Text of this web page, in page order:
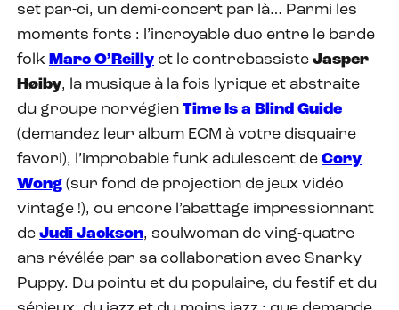
set par-ci, un demi-concert par là… Parmi les
moments forts : l’incroyable duo entre le barde
folk Marc O’Reilly et le contrebassiste Jasper
Høiby, la musique à la fois lyrique et abstraite
du groupe norvégien Time Is a Blind Guide
(demandez leur album ECM à votre disquaire
favori), l’improbable funk adulescent de Cory
Wong (sur fond de projection de jeux vidéo
vintage !), ou encore l’abattage impressionnant
de Judi Jackson, soulwoman de ving-quatre
ans révélée par sa collaboration avec Snarky
Puppy. Du pointu et du populaire, du festif et du